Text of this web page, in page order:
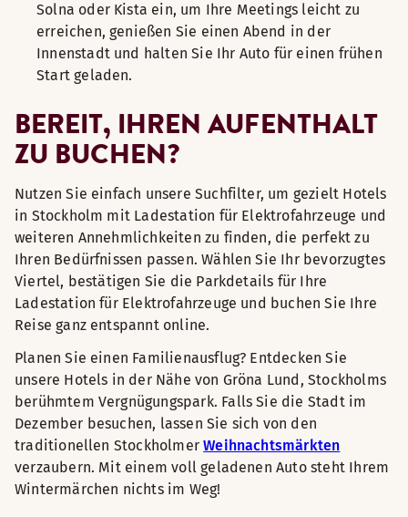
Solna oder Kista ein, um Ihre Meetings leicht zu
erreichen, genießen Sie einen Abend in der
Innenstadt und halten Sie Ihr Auto für einen frühen
Start geladen.
BEREIT, IHREN AUFENTHALT
ZU BUCHEN?
Nutzen Sie einfach unsere Suchfilter, um gezielt Hotels
in Stockholm mit Ladestation für Elektrofahrzeuge und
weiteren Annehmlichkeiten zu finden, die perfekt zu
Ihren Bedürfnissen passen. Wählen Sie Ihr bevorzugtes
Viertel, bestätigen Sie die Parkdetails für Ihre
Ladestation für Elektrofahrzeuge und buchen Sie Ihre
Reise ganz entspannt online.
Planen Sie einen Familienausflug? Entdecken Sie
unsere Hotels in der Nähe von Gröna Lund, Stockholms
berühmtem Vergnügungspark. Falls Sie die Stadt im
Dezember besuchen, lassen Sie sich von den
traditionellen StockholmerWeihnachtsmärkten
verzaubern. Mit einem voll geladenen Auto steht Ihrem
Wintermärchen nichts im Weg!